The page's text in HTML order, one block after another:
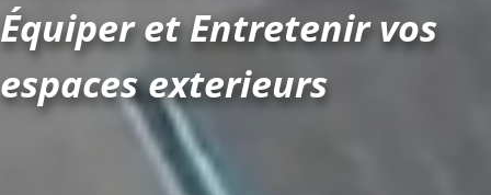
Équiper et Entretenir vos
espaces exterieurs